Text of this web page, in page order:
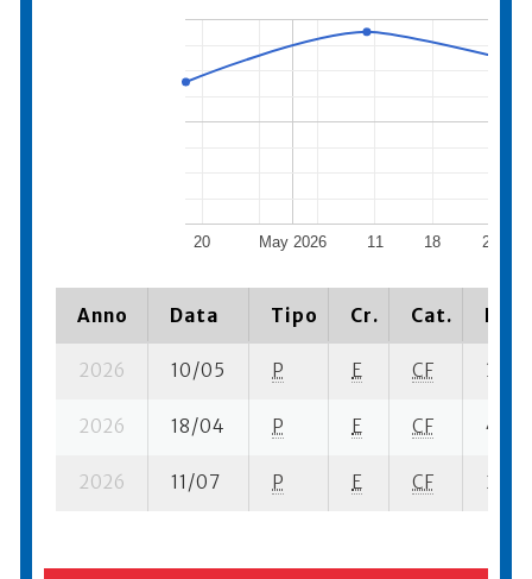
May 2026
20 11 18 25
Anno Data Tipo Cr. Cat.
2026 10/05 P E CF 3 se-
2026 18/04 P E CF 4 se-
2026 11/07 P E CF 2